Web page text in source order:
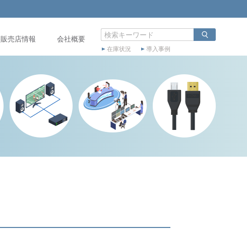
販売店情報 会社概要
在庫状況 導入事例